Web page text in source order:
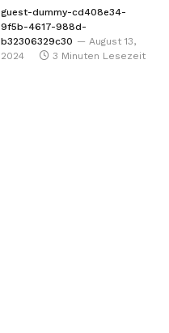
guest-dummy-cd408e34-
9f5b-4617-988d-
b32306329c30
August 13,
2024
3 Minuten Lesezeit